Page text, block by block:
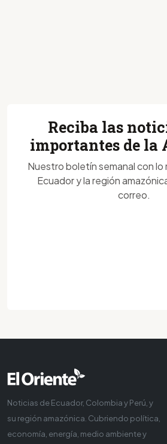
Reciba las
importantes de la
Nuestro boletín semanal con lo
Ecuador y la región
correo.
Noticias de Ecuador, Colombia y Perú, y
su región amazónica. Cubriendo política,
economía, energía, medio ambiente y